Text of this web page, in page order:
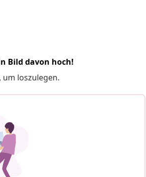
Bild davon hoch!
loszulegen.